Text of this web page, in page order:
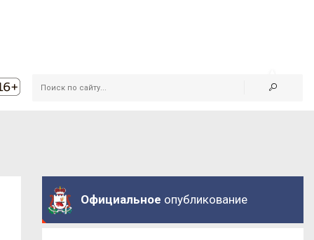
Официальное опубликование